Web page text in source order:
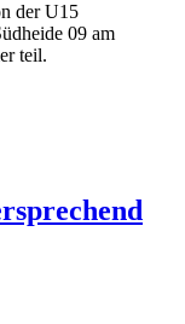
der U15
09 am
teil.